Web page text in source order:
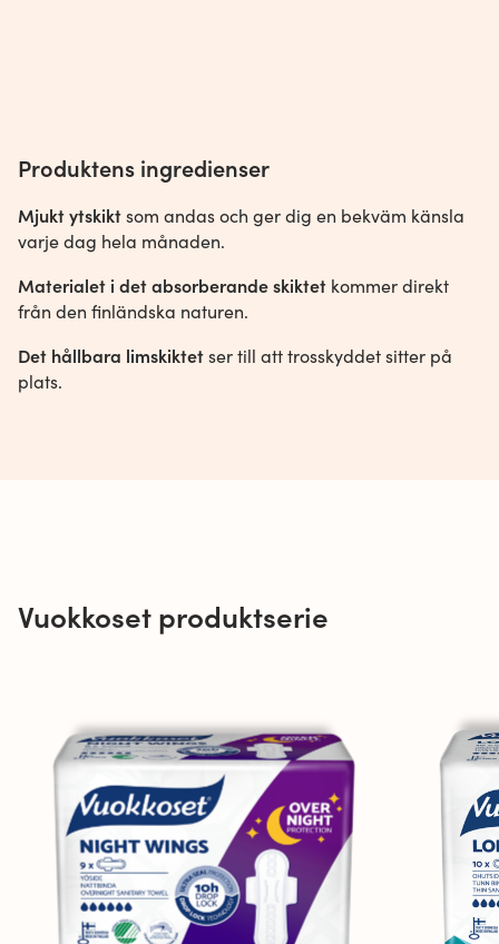
Produktens ingredienser
Mjukt ytskiktsom andas och ger dig en bekväm känsla
varje dag hela månaden.
Materialet i det absorberande skiktet kommer direkt
från den finländska naturen.
Det hållbara limskiktetser till att trosskyddet sitter på
plats.
Vuokkoset produktserie